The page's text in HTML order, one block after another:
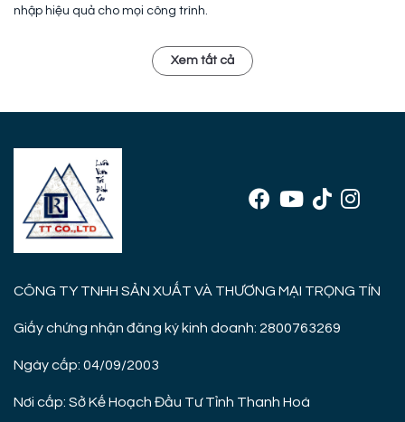
nhập hiệu quả cho mọi công trình.
Xem tất cả
CÔNG TY TNHH SẢN XUẤT VÀ THƯƠNG MẠI TRỌNG TÍN
Giấy chứng nhận đăng ký kinh doanh: 2800763269
Ngày cấp: 04/09/2003
Nơi cấp: Sở Kế Hoạch Đầu Tư Tỉnh Thanh Hoá